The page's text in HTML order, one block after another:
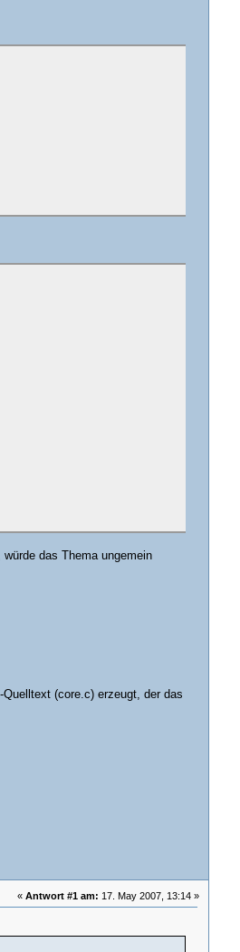
das Thema ungemein
(core.c) erzeugt, der das
«Antwort #1 am: 17. May 2007, 13:14 »